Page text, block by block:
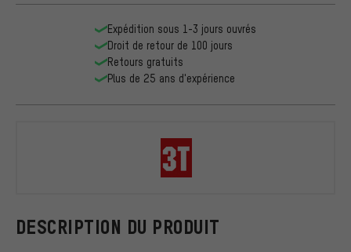
DESCRIPTION DU PRODUIT
Expédition sous 1-3 jours ouvrés
Droit de retour de 100 jours
Retours gratuits
Plus de 25 ans d'expérience